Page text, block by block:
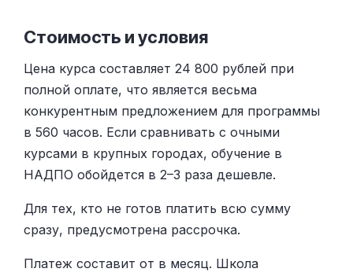
Стоимость и условия
Цена курса составляет 24 800 рублей при
полной оплате, что является весьма
конкурентным предложением для программы
в 560 часов. Если сравнивать с очными
курсами в крупных городах, обучение в
НАДПО обойдется в 2–3 раза дешевле.
Для тех, кто не готов платить всю сумму
сразу, предусмотрена рассрочка.
Платеж составит от в месяц. Школа